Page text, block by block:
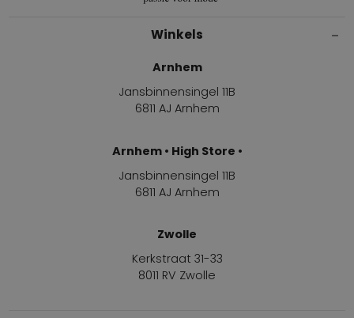
Winkels
Arnhem
Jansbinnensingel 11B
6811 AJ Arnhem
Arnhem • High Store •
Jansbinnensingel 11B
6811 AJ Arnhem
Zwolle
Kerkstraat 31-33
8011 RV Zwolle